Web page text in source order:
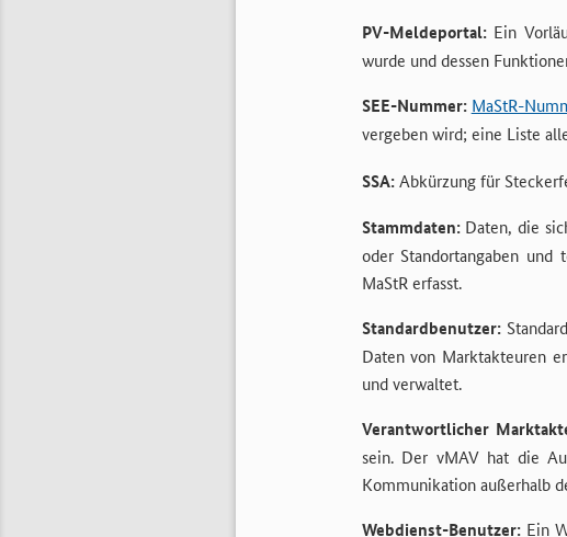
PV-Meldeportal:Ein
wurde und dessen
SEE-Nummer: MaStR-
vergeben wird; eine Liste
SSA:Abkürzung für
Stammdaten:Daten, die
oder Standortangaben
MaStR erfasst.
Standardbenutzer:
Daten von Marktakteuren
und verwaltet.
Verantwortlicher
sein. Der vMAV hat die
Kommunikation außerhalb
Webdienst-Benutzer:Ein